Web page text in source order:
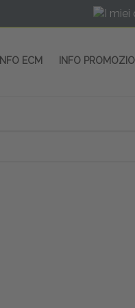
INFO ECM INFO